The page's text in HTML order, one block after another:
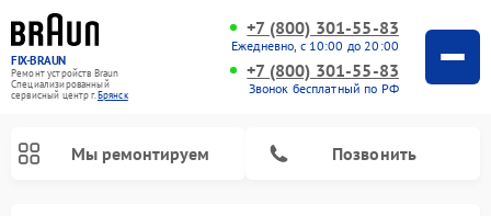
FIX-BRAUN
Ремонт устройств Braun
Специализированный
cервисный центр г.Брянск
+7 (800) 301-55-83
Ежедневно, с 10:00 до 20:00
+7 (800) 301-55-83
Звонок бесплатный по РФ
Мы ремонтируем Позвонить